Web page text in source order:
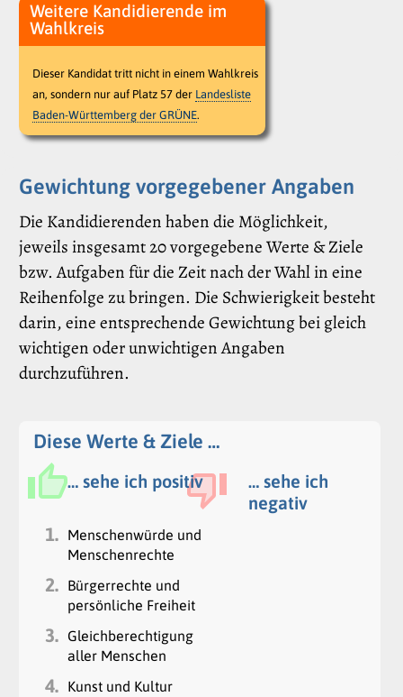
Weitere Kandidierende im
Wahlkreis
Dieser Kandidat tritt nicht in einem Wahlkreis
an, sondern nur auf Platz 57 der Landesliste
Baden-Württemberg der GRÜNE.
Gewichtung vorgegebener Angaben
Die Kandidierenden haben die Möglichkeit,
jeweils insgesamt 20 vorgegebene Werte & Ziele
bzw. Aufgaben für die Zeit nach der Wahl in eine
Reihenfolge zu bringen. Die Schwierigkeit besteht
darin, eine entsprechende Gewichtung bei gleich
wichtigen oder unwichtigen Angaben
durchzuführen.
Diese Werte & Ziele …
… sehe ich positiv
… sehe ich
negativ
1.
Menschenwürde und
Menschenrechte
2.
Bürgerrechte und
persönliche Freiheit
3.
Gleichberechtigung
aller Menschen
4. Kunst und Kultur